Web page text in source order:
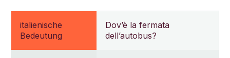
italienische
Bedeutung
Dov’è la fermata
dell’autobus?